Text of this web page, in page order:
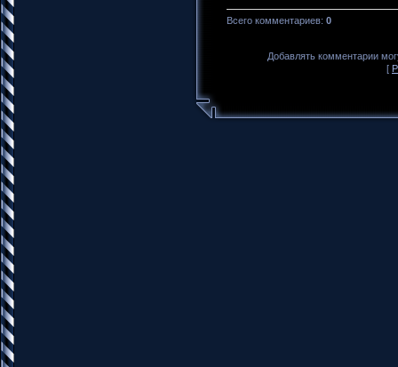
Всего комментариев: 0
Добавлять комментарии
[